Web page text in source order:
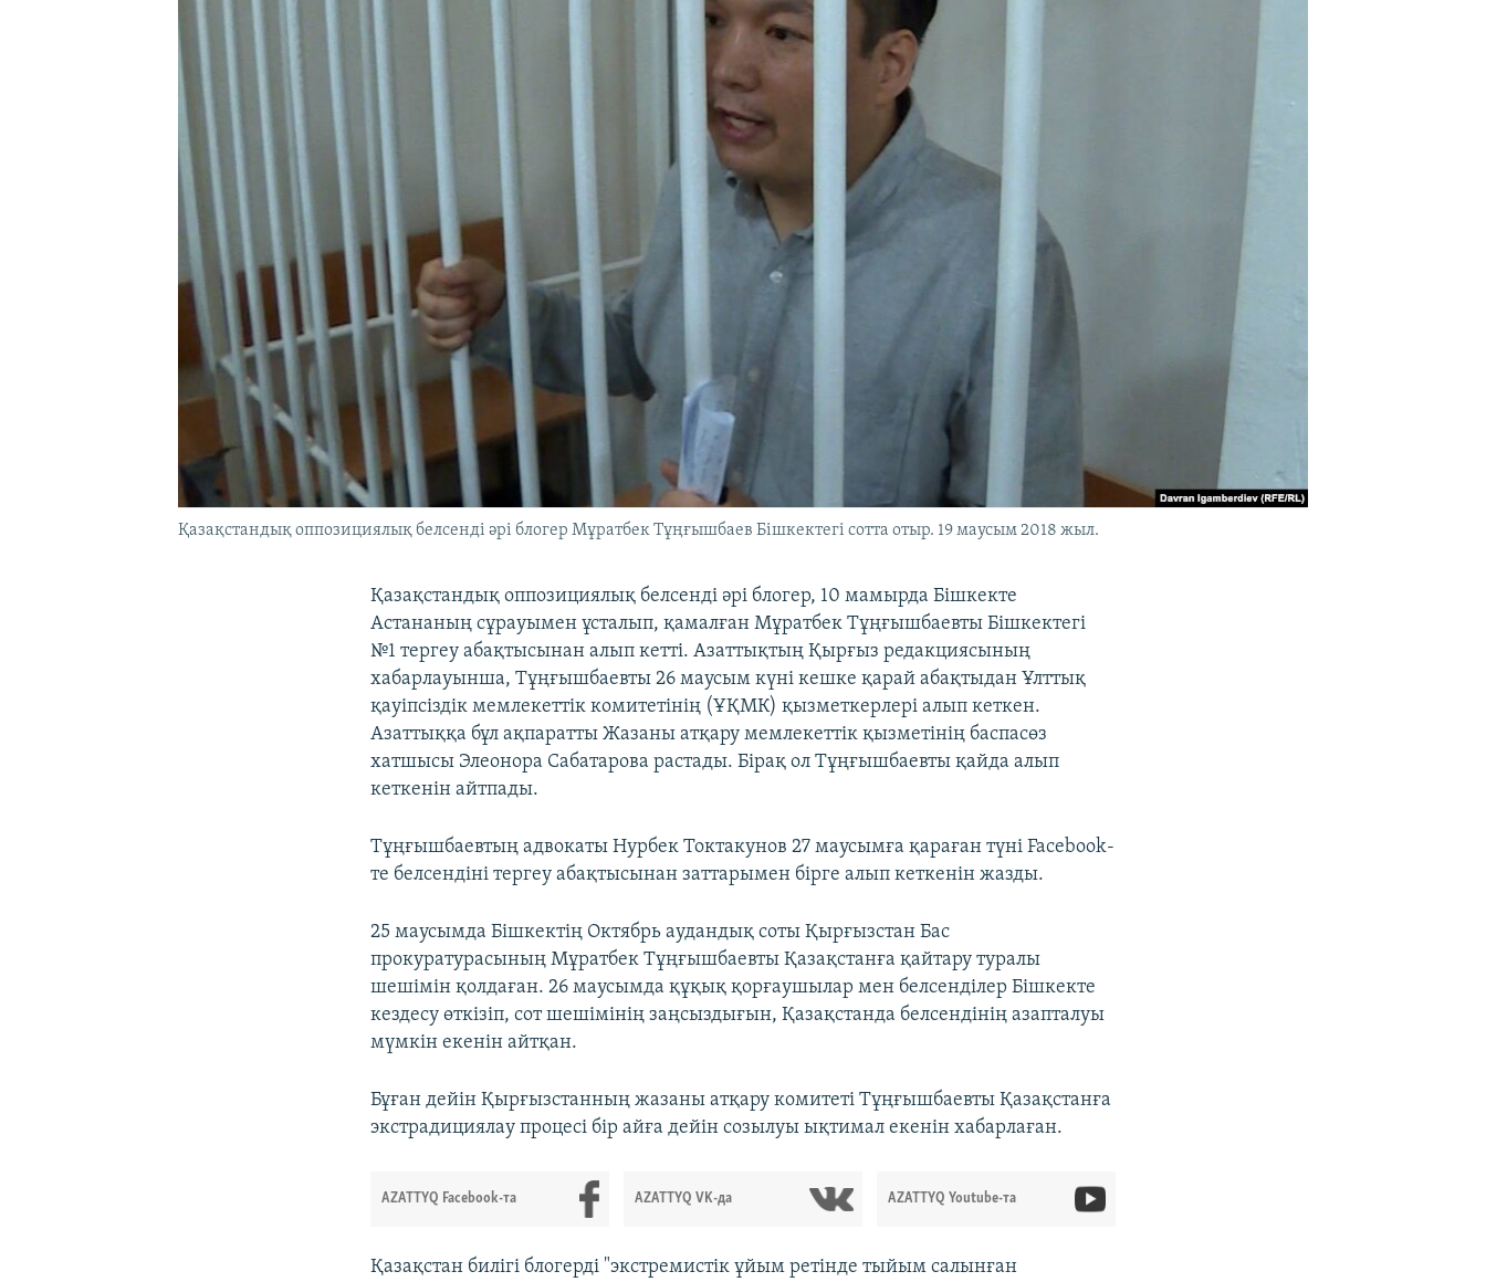
Қазақстандық оппозициялық белсенді әрі блогер Мұратбек Тұңғышбаев Бішкектегі сотта отыр. 19 маусым 2018 жыл.
Қазақстандық оппозициялық белсенді әрі блогер, 10 мамырда Бішкекте
Астананың сұрауымен ұсталып, қамалған Мұратбек Тұңғышбаевты Бішкектегі
№1 тергеу абақтысынан алып кетті. Азаттықтың Қырғыз редакциясының
хабарлауынша, Тұңғышбаевты 26 маусым күні кешке қарай абақтыдан Ұлттық
қауіпсіздік мемлекеттік комитетінің (ҰҚМК) қызметкерлері алып кеткен.
Азаттыққа бұл ақпаратты Жазаны атқару мемлекеттік қызметінің баспасөз
хатшысы Элеонора Сабатарова растады. Бірақ ол Тұңғышбаевты қайда алып
кеткенін айтпады.
Тұңғышбаевтың адвокаты Нурбек Токтакунов 27 маусымға қараған түні Facebook-
те белсендіні тергеу абақтысынан заттарымен бірге алып кеткенін жазды.
25 маусымда Бішкектің Октябрь аудандық соты Қырғызстан Бас
прокуратурасының Мұратбек Тұңғышбаевты Қазақстанға қайтару туралы
шешімін қолдаған. 26 маусымда құқық қорғаушылар мен белсенділер Бішкекте
кездесу өткізіп, сот шешімінің заңсыздығын, Қазақстанда белсендінің азапталуы
мүмкін екенін айтқан.
Бұған дейін Қырғызстанның жазаны атқару комитеті Тұңғышбаевты Қазақстанға
экстрадициялау процесі бір айға дейін созылуы ықтимал екенін хабарлаған.
AZATTYQ Facebook-та AZATTYQ VK-да AZATTYQ Youtube-та
Қазақстан билігі блогерді "экстремистік ұйым ретінде тыйым салынған